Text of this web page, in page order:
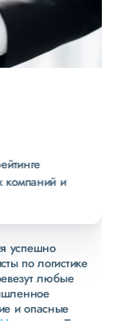
компаний и
успешно
по логистике
любые
и опасные